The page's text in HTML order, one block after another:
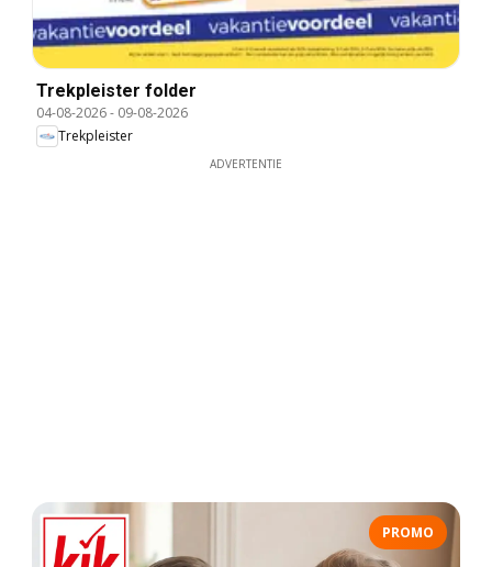
Trekpleister folder
04-08-2026- 09-08-2026
Trekpleister
ADVERTENTIE
PROMO